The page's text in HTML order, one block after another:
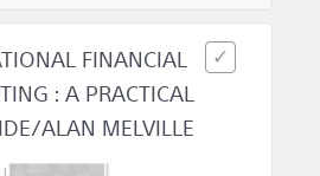
FINANCIAL
: A PRACTICAL
ALAN MELVILLE.